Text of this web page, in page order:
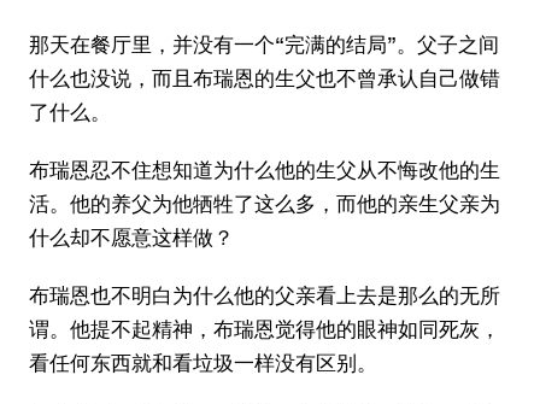
那天在餐厅里，并没有一个“完满的结局”。父子之间
什么也没说，而且布瑞恩的生父也不曾承认自己做错
了什么。
布瑞恩忍不住想知道为什么他的生父从不悔改他的生
活。他的养父为他牺牲了这么多，而他的亲生父亲为
什么却不愿意这样做？
布瑞恩也不明白为什么他的父亲看上去是那么的无所
谓。他提不起精神，布瑞恩觉得他的眼神如同死灰，
看任何东西就和看垃圾一样没有区别。